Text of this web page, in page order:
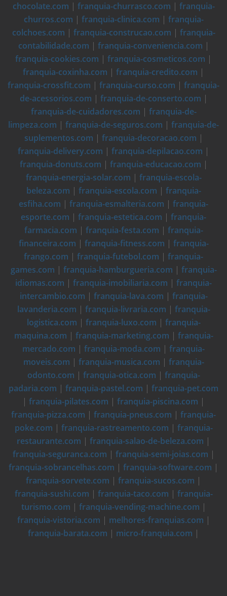
chocolate.com | franquia-churrasco.com | franquia-
churros.com | franquia-clinica.com | franquia-
colchoes.com | franquia-construcao.com | franquia-
contabilidade.com | franquia-conveniencia.com |
franquia-cookies.com | franquia-cosmeticos.com |
franquia-coxinha.com | franquia-credito.com |
franquia-crossfit.com | franquia-curso.com | franquia-
de-acessorios.com | franquia-de-conserto.com |
franquia-de-cuidadores.com | franquia-de-
limpeza.com | franquia-de-seguros.com | franquia-de-
suplementos.com | franquia-decoracao.com |
franquia-delivery.com | franquia-depilacao.com |
franquia-donuts.com | franquia-educacao.com |
franquia-energia-solar.com | franquia-escola-
beleza.com | franquia-escola.com | franquia-
esfiha.com | franquia-esmalteria.com | franquia-
esporte.com | franquia-estetica.com | franquia-
farmacia.com | franquia-festa.com | franquia-
financeira.com | franquia-fitness.com | franquia-
frango.com | franquia-futebol.com | franquia-
games.com | franquia-hamburgueria.com | franquia-
idiomas.com | franquia-imobiliaria.com | franquia-
intercambio.com | franquia-lava.com | franquia-
lavanderia.com | franquia-livraria.com | franquia-
logistica.com | franquia-luxo.com | franquia-
maquina.com | franquia-marketing.com | franquia-
mercado.com | franquia-moda.com | franquia-
moveis.com | franquia-musica.com | franquia-
odonto.com | franquia-otica.com | franquia-
padaria.com | franquia-pastel.com | franquia-pet.com
| franquia-pilates.com | franquia-piscina.com |
franquia-pizza.com | franquia-pneus.com | franquia-
poke.com | franquia-rastreamento.com | franquia-
restaurante.com | franquia-salao-de-beleza.com |
franquia-seguranca.com | franquia-semi-joias.com |
franquia-sobrancelhas.com | franquia-software.com |
franquia-sorvete.com | franquia-sucos.com |
franquia-sushi.com | franquia-taco.com | franquia-
turismo.com | franquia-vending-machine.com |
franquia-vistoria.com | melhores-franquias.com |
franquia-barata.com | micro-franquia.com |